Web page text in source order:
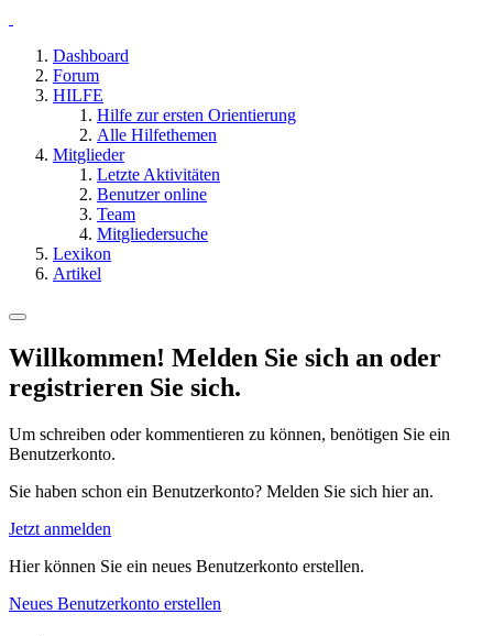
Dashboard
Forum
HILFE
Hilfe zur ersten Orientierung
Alle Hilfethemen
Mitglieder
Letzte Aktivitäten
Benutzer online
Team
Mitgliedersuche
Lexikon
Artikel
Willkommen! Melden Sie sich an oder
registrieren Sie sich.
Um schreiben oder kommentieren zu können, benötigen Sie ein
Benutzerkonto.
Sie haben schon ein Benutzerkonto? Melden Sie sich hier an.
Jetzt anmelden
Hier können Sie ein neues Benutzerkonto erstellen.
Neues Benutzerkonto erstellen